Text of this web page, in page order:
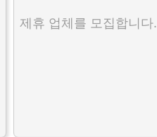
제휴 업체를 모집합니다.